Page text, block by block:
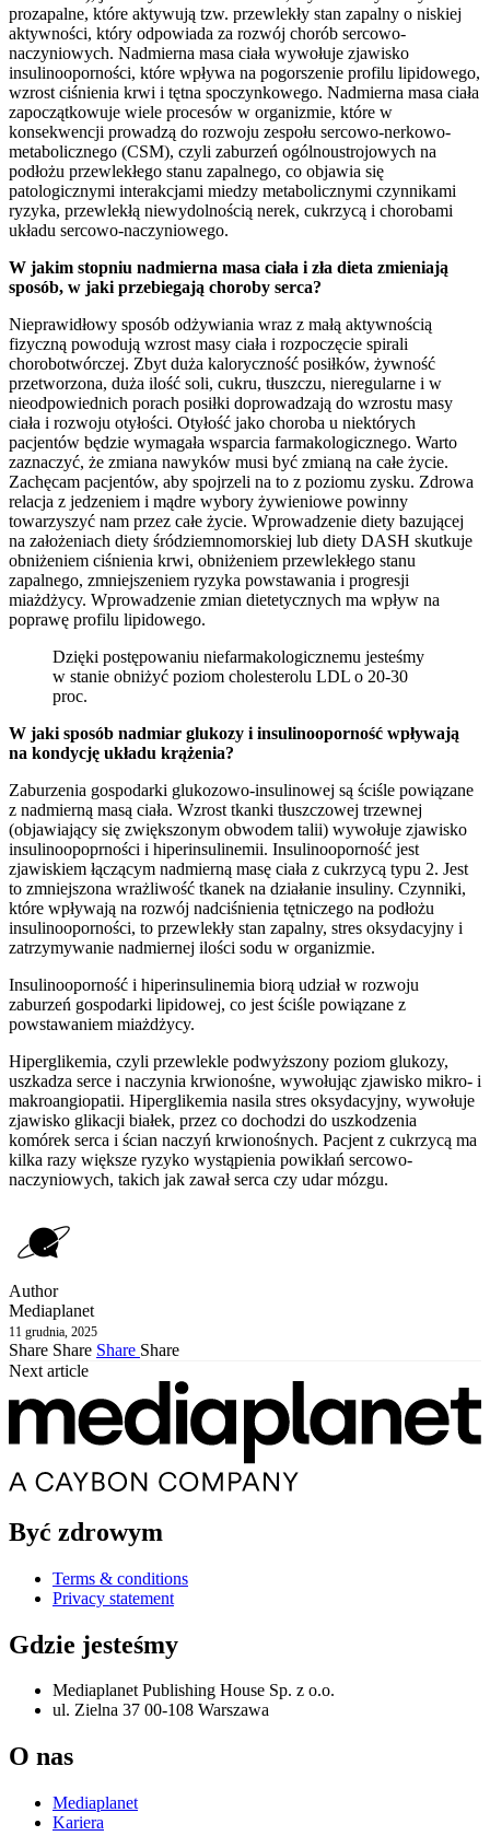
prozapalne, które aktywują tzw. przewlekły stan zapalny o niskiej
aktywności, który odpowiada za rozwój chorób sercowo-
naczyniowych. Nadmierna masa ciała wywołuje zjawisko
insulinooporności, które wpływa na pogorszenie profilu lipidowego,
wzrost ciśnienia krwi i tętna spoczynkowego. Nadmierna masa ciała
zapoczątkowuje wiele procesów w organizmie, które w
konsekwencji prowadzą do rozwoju zespołu sercowo-nerkowo-
metabolicznego (CSM), czyli zaburzeń ogólnoustrojowych na
podłożu przewlekłego stanu zapalnego, co objawia się
patologicznymi interakcjami miedzy metabolicznymi czynnikami
ryzyka, przewlekłą niewydolnością nerek, cukrzycą i chorobami
układu sercowo-naczyniowego.
W jakim stopniu nadmierna masa ciała i zła dieta zmieniają
sposób, w jaki przebiegają choroby serca?
Nieprawidłowy sposób odżywiania wraz z małą aktywnością
fizyczną powodują wzrost masy ciała i rozpoczęcie spirali
chorobotwórczej. Zbyt duża kaloryczność posiłków, żywność
przetworzona, duża ilość soli, cukru, tłuszczu, nieregularne i w
nieodpowiednich porach posiłki doprowadzają do wzrostu masy
ciała i rozwoju otyłości. Otyłość jako choroba u niektórych
pacjentów będzie wymagała wsparcia farmakologicznego. Warto
zaznaczyć, że zmiana nawyków musi być zmianą na całe życie.
Zachęcam pacjentów, aby spojrzeli na to z poziomu zysku. Zdrowa
relacja z jedzeniem i mądre wybory żywieniowe powinny
towarzyszyć nam przez całe życie. Wprowadzenie diety bazującej
na założeniach diety śródziemnomorskiej lub diety DASH skutkuje
obniżeniem ciśnienia krwi, obniżeniem przewlekłego stanu
zapalnego, zmniejszeniem ryzyka powstawania i progresji
miażdżycy. Wprowadzenie zmian dietetycznych ma wpływ na
poprawę profilu lipidowego.
Dzięki postępowaniu niefarmakologicznemu jesteśmy
w stanie obniżyć poziom cholesterolu LDL o 20-30
proc.
W jaki sposób nadmiar glukozy i insulinooporność wpływają
na kondycję układu krążenia?
Zaburzenia gospodarki glukozowo-insulinowej są ściśle powiązane
z nadmierną masą ciała. Wzrost tkanki tłuszczowej trzewnej
(objawiający się zwiększonym obwodem talii) wywołuje zjawisko
insulinoopoprności i hiperinsulinemii. Insulinooporność jest
zjawiskiem łączącym nadmierną masę ciała z cukrzycą typu 2. Jest
to zmniejszona wrażliwość tkanek na działanie insuliny. Czynniki,
które wpływają na rozwój nadciśnienia tętniczego na podłożu
insulinooporności, to przewlekły stan zapalny, stres oksydacyjny i
zatrzymywanie nadmiernej ilości sodu w organizmie.
Insulinooporność i hiperinsulinemia biorą udział w rozwoju
zaburzeń gospodarki lipidowej, co jest ściśle powiązane z
powstawaniem miażdżycy.
Hiperglikemia, czyli przewlekle podwyższony poziom glukozy,
uszkadza serce i naczynia krwionośne, wywołując zjawisko mikro- i
makroangiopatii. Hiperglikemia nasila stres oksydacyjny, wywołuje
zjawisko glikacji białek, przez co dochodzi do uszkodzenia
komórek serca i ścian naczyń krwionośnych. Pacjent z cukrzycą ma
kilka razy większe ryzyko wystąpienia powikłań sercowo-
naczyniowych, takich jak zawał serca czy udar mózgu.
Author
Mediaplanet
11 grudnia, 2025
Share Share Share Share
Next article
Być zdrowym
Terms & conditions
Privacy statement
Gdzie jesteśmy
Mediaplanet Publishing House Sp. z o.o.
ul. Zielna 37 00-108 Warszawa
O nas
Mediaplanet
Kariera